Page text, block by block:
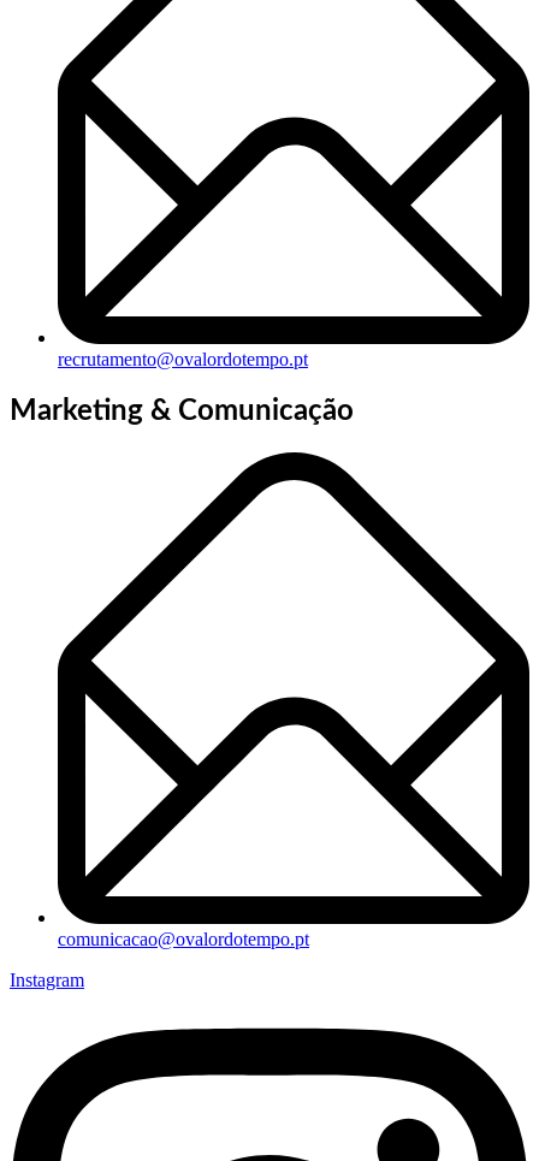
recrutamento@ovalordotempo.pt
Marketing & Comunicação
comunicacao@ovalordotempo.pt
Instagram